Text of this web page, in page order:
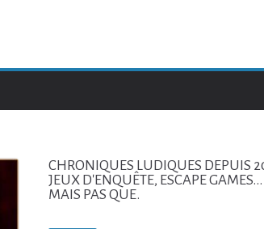
CHRONIQUES LUDIQUES DEPUIS
JEUX D'ENQUÊTE, ESCAPE GAMES...
MAIS PAS QUE.